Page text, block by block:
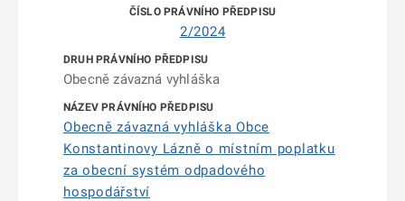
2/2024
Obecně závazná vyhláška
Obecně závazná vyhláška Obce
Konstantinovy Lázně o místním poplatku
za obecní systém odpadového
hospodářství